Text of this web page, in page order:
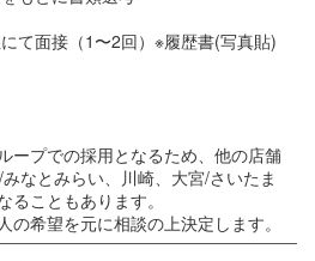
て面接（1〜2回）※履歴書(写真貼)
ープでの採用となるため、他の店舗
みなとみらい、川崎、大宮/さいたま
ることもあります。
の希望を元に相談の上決定します。